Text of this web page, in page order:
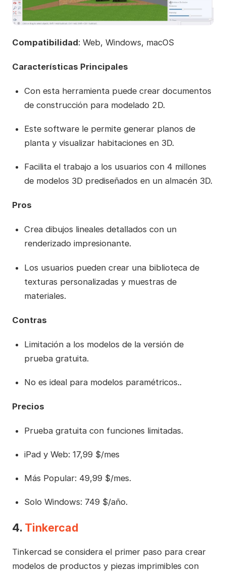
Compatibilidad: Web, Windows, macOS
Características Principales
Con esta herramienta puede crear documentos
de construcción para modelado 2D.
Este software le permite generar planos de
planta y visualizar habitaciones en 3D.
Facilita el trabajo a los usuarios con 4 millones
de modelos 3D prediseñados en un almacén 3D.
Pros
Crea dibujos lineales detallados con un
renderizado impresionante.
Los usuarios pueden crear una biblioteca de
texturas personalizadas y muestras de
materiales.
Contras
Limitación a los modelos de la versión de
prueba gratuita.
No es ideal para modelos paramétricos..
Precios
Prueba gratuita con funciones limitadas.
iPad y Web: 17,99 $/mes
Más Popular: 49,99 $/mes.
Solo Windows: 749 $/año.
4. Tinkercad
Tinkercad se considera el primer paso para crear
modelos de productos y piezas imprimibles con